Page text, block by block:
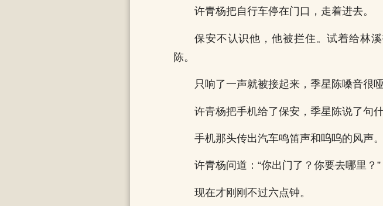
许青杨把自行车停在门口，走着进去。
保安不认识他，他被拦住。试着给林
陈。
只响了一声就被接起来，季星陈嗓音很
许青杨把手机给了保安，季星陈说了句
手机那头传出汽车鸣笛声和呜呜的风声。
许青杨问道：“你出门了？你要去哪里？”
现在才刚刚不过六点钟。